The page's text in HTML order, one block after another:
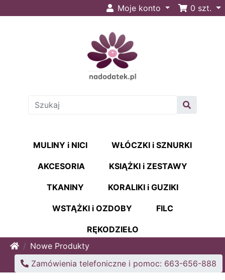
Moje konto 0 szt.
MULINY i NICI WŁÓCZKI i SZNURKI
AKCESORIA KSIĄŻKI i ZESTAWY
TKANINY KORALIKI i GUZIKI
WSTĄŻKI i OZDOBY FILC
RĘKODZIEŁO
HomeNowe Produkty
Zamówienia telefoniczne i pomoc: 663-656-888